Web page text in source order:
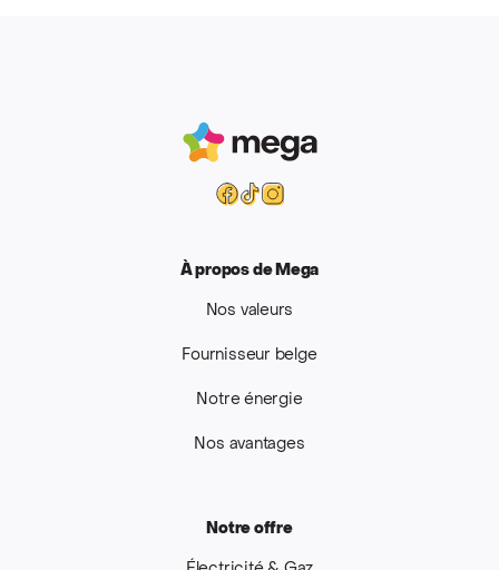
Mega
Facebook
Tiktok
Instagram
À propos de Mega
Nos valeurs
Fournisseur belge
Notre énergie
Nos avantages
Notre offre